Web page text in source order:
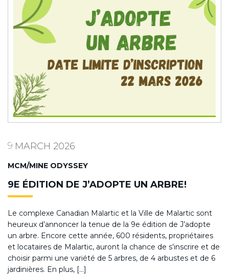
9 MARCH 2026
MCM/MINE ODYSSEY
9E ÉDITION DE J’ADOPTE UN ARBRE!
Le complexe Canadian Malartic et la Ville de Malartic sont
heureux d’annoncer la tenue de la 9e édition de J’adopte
un arbre. Encore cette année, 600 résidents, propriétaires
et locataires de Malartic, auront la chance de s’inscrire et de
choisir parmi une variété de 5 arbres, de 4 arbustes et de 6
jardinières. En plus, […]